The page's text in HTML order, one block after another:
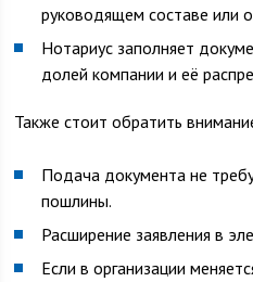
руководящем составе или
Нотариус заполняет
долей компании и её
Также стоит обратить
Подача документа не
пошлины.
Расширение заявления в
Если в организации